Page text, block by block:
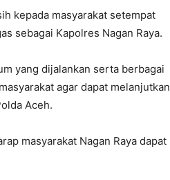
kepada masyarakat setempat
sebagai Kapolres Nagan Raya.
yang dijalankan serta berbagai
agar dapat melanjutkan
Aceh.
masyarakat Nagan Raya dapat